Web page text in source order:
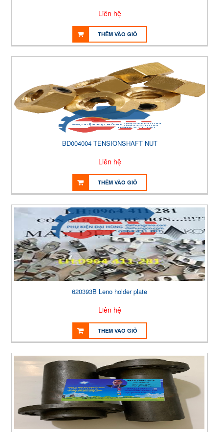
Liên hệ
THÊM VÀO GIỎ
BD004004 TENSIONSHAFT NUT
Liên hệ
THÊM VÀO GIỎ
620393B Leno holder plate
Liên hệ
THÊM VÀO GIỎ